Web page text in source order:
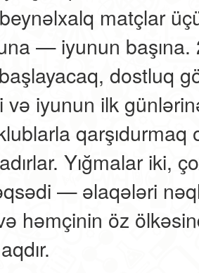
matçlar
— iyunun
dostluq
və iyunun ilk
qarşıdurmaq
Yığmalar iki,
— əlaqələri
həmçinin öz